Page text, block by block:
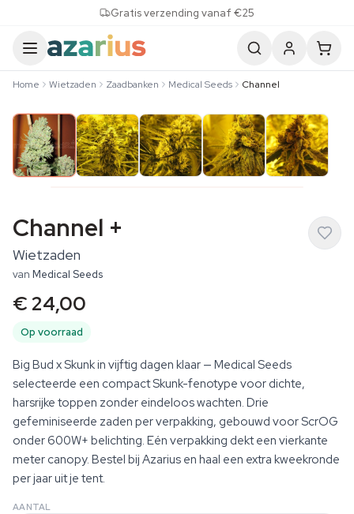
Gratis verzending vanaf €25
Home Wietzaden Zaadbanken Medical Seeds Channel
Channel +
Wietzaden
van Medical Seeds
€ 24,00
Op voorraad
Big Bud x Skunk in vijftig dagen klaar — Medical Seeds
selecteerde een compact Skunk-fenotype voor dichte,
harsrijke toppen zonder eindeloos wachten. Drie
gefeminiseerde zaden per verpakking, gebouwd voor ScrOG
onder 600W+ belichting. Eén verpakking dekt een vierkante
meter canopy. Bestel bij Azarius en haal een extra kweekronde
per jaar uit je tent.
AANTAL